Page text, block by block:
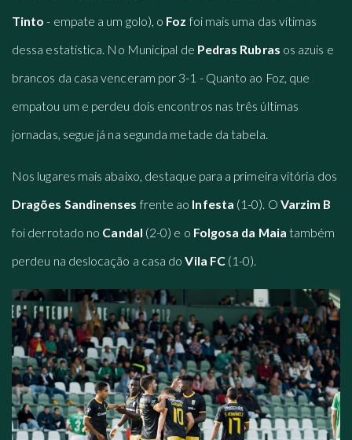
Tinto - empate a um golo), o Foz foi mais uma das vítimas
dessa estatística. No Municipal de Pedras Rubras os azuis e
brancos da casa venceram por 3-1 - Quanto ao Foz, que
empatou um e perdeu dois encontros nas três últimas
jornadas, segue já na segunda metade da tabela.
Nos lugares mais abaixo, destaque para a primeira vitória dos
Dragões Sandinenses frente ao Infesta (1-0). O Varzim B
foi derrotado no Candal (2-0) e o Folgosa da Maia também
perdeu na deslocação a casa doVila FC (1-0).